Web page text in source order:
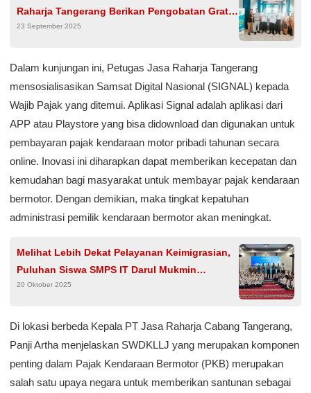
Raharja Tangerang Berikan Pengobatan Gratis
di Terminal Poris Plawad Kota Tangerang
23 September 2025
Dalam kunjungan ini, Petugas Jasa Raharja Tangerang
mensosialisasikan Samsat Digital Nasional (SIGNAL) kepada
Wajib Pajak yang ditemui. Aplikasi Signal adalah aplikasi dari
APP atau Playstore yang bisa didownload dan digunakan untuk
pembayaran pajak kendaraan motor pribadi tahunan secara
online. Inovasi ini diharapkan dapat memberikan kecepatan dan
kemudahan bagi masyarakat untuk membayar pajak kendaraan
bermotor. Dengan demikian, maka tingkat kepatuhan
administrasi pemilik kendaraan bermotor akan meningkat.
Melihat Lebih Dekat Pelayanan Keimigrasian,
Puluhan Siswa SMPS IT Darul Mukmin
Kunjungi Kantor Imigrasi Tanjung Balai
20 Oktober 2025
Di lokasi berbeda Kepala PT Jasa Raharja Cabang Tangerang,
Panji Artha menjelaskan SWDKLLJ yang merupakan komponen
penting dalam Pajak Kendaraan Bermotor (PKB) merupakan
salah satu upaya negara untuk memberikan santunan sebagai